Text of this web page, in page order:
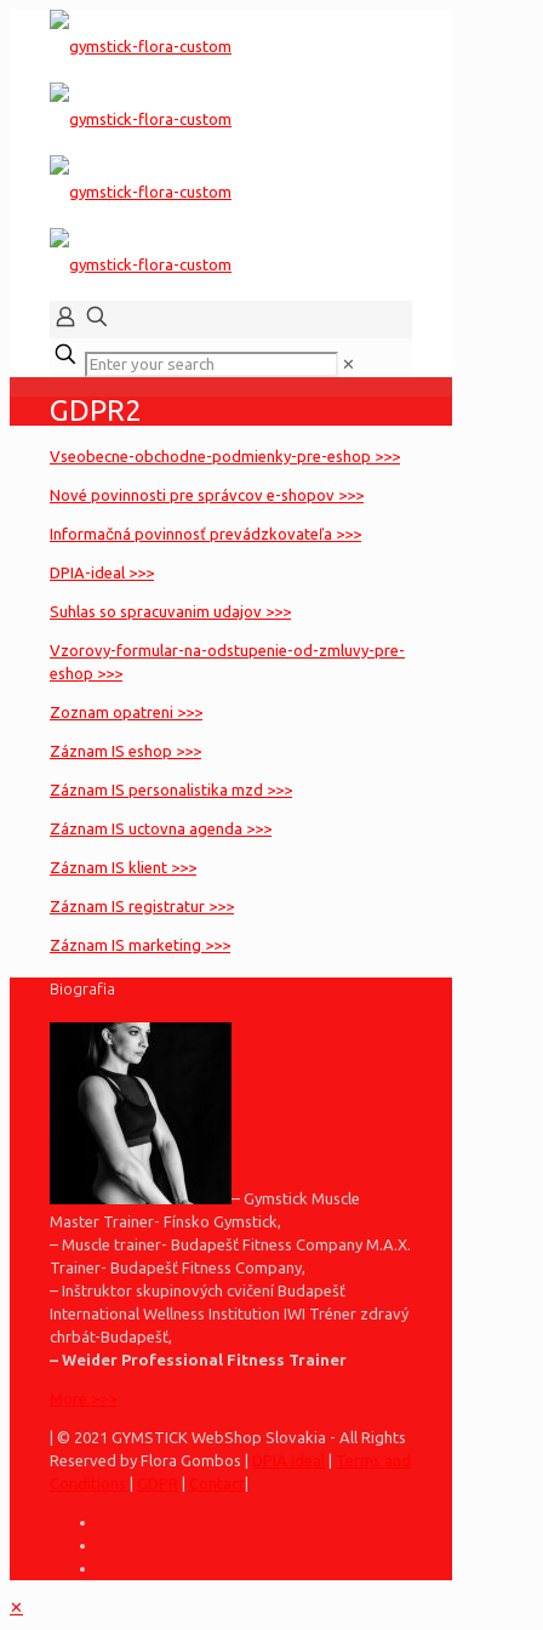
✕
GDPR2
Vseobecne-obchodne-podmienky-pre-eshop >>>
Nové povinnosti pre správcov e-shopov >>>
Informačná povinnosť prevádzkovateľa >>>
DPIA-ideal >>>
Suhlas so spracuvanim udajov >>>
Vzorovy-formular-na-odstupenie-od-zmluvy-pre-
eshop >>>
Zoznam opatreni >>>
Záznam IS eshop >>>
Záznam IS personalistika mzd >>>
Záznam IS uctovna agenda >>>
Záznam IS klient >>>
Záznam IS registratur >>>
Záznam IS marketing >>>
Biografia
– Gymstick Muscle
Master Trainer- Fínsko Gymstick,
– Muscle trainer- Budapešť Fitness Company M.A.X.
Trainer- Budapešť Fitness Company,
– Inštruktor skupinových cvičení Budapešť
International Wellness Institution IWI Tréner zdravý
chrbát-Budapešť,
– Weider Professional Fitness Trainer
| © 2021 GYMSTICK WebShop Slovakia - All Rights
Reserved by Flora Gombos |
|
| | |
✕